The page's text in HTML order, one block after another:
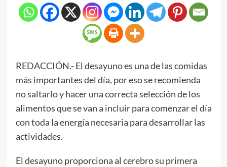
REDACCIÓN.- El desayuno es una de las comidas
más importantes del día, por eso se recomienda
no saltarlo y hacer una correcta selección de los
alimentos que se van a incluir para comenzar el día
con toda la energía necesaria para desarrollar las
actividades.
El desayuno proporciona al cerebro su primera